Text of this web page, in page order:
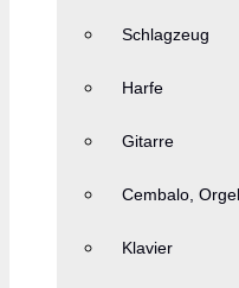
Schlagzeug
Harfe
Gitarre
Cembalo,
Klavier